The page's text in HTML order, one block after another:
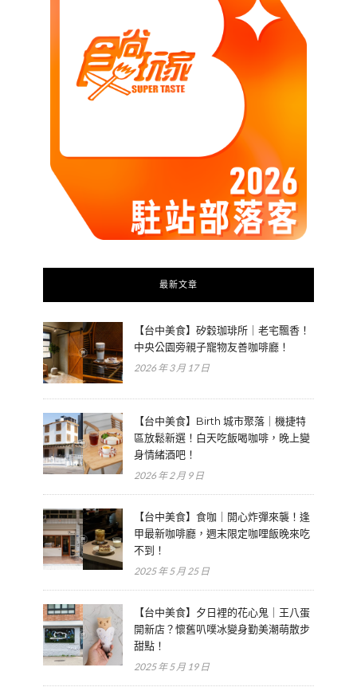
最新文章
【台中美食】矽穀珈琲所｜老宅飄香！
中央公園旁親子寵物友善咖啡廳！
2026 年 3 月 17 日
【台中美食】Birth 城市聚落｜機捷特
區放鬆新選！白天吃飯喝咖啡，晚上變
身情緒酒吧！
2026 年 2 月 9 日
【台中美食】食咖｜開心炸彈來襲！逢
甲最新咖啡廳，週末限定咖哩飯晚來吃
不到！
2025 年 5 月 25 日
【台中美食】夕日裡的花心鬼｜王八蛋
開新店？懷舊叭噗冰變身勤美潮萌散步
甜點！
2025 年 5 月 19 日